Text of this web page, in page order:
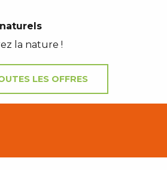
la nature !
LES OFFRES